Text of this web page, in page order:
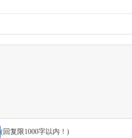
(回复限1000字以内！)